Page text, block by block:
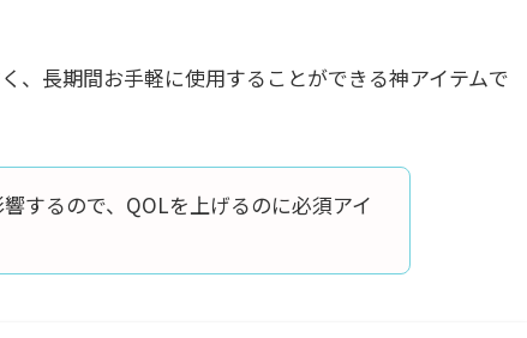
、長期間お手軽に使用することができる神アイテムで
するので、QOLを上げるのに必須アイ